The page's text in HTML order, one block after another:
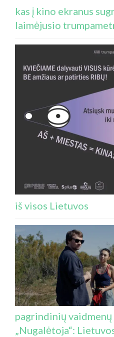
kas į kino ekranus
laimėjusio
iš visos Lietuvos
pagrindinių
„Nugalėtoja“: